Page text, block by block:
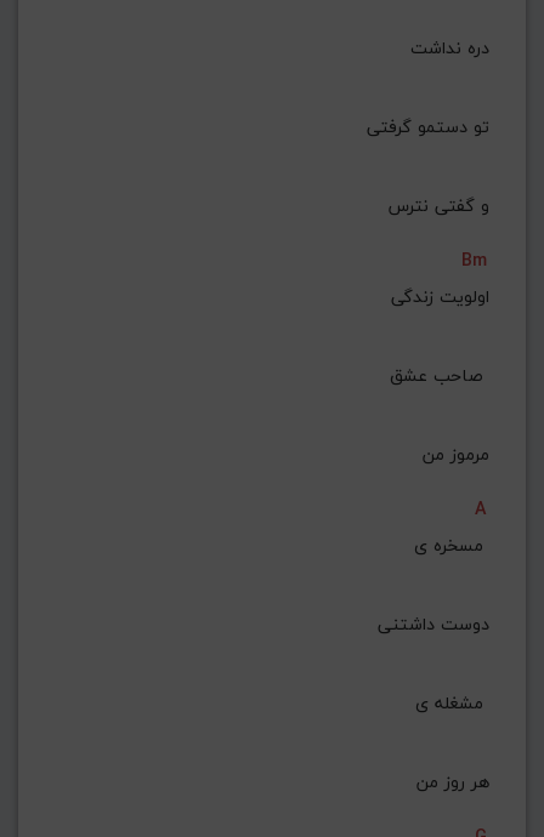
دره نداشت
تو دستمو گرفتی
و گفتی نترس
Bm
اولویت زندگی
مرموز من
A
دوست داشتنی
هر روز من